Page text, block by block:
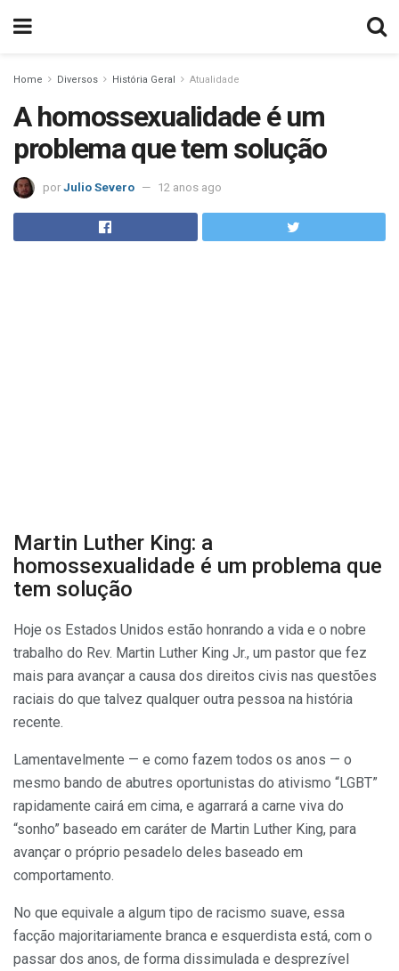
Home Diversos História Geral Atualidade
A homossexualidade é um
problema que tem solução
por Julio Severo 12 anos ago
Martin Luther King: a
homossexualidade é um problema que
tem solução
Hoje os Estados Unidos estão honrando a vida e o nobre
trabalho do Rev. Martin Luther King Jr., um pastor que fez
mais para avançar a causa dos direitos civis nas questões
raciais do que talvez qualquer outra pessoa na história
recente.
Lamentavelmente — e como fazem todos os anos — o
mesmo bando de abutres oportunistas do ativismo “LGBT”
rapidamente cairá em cima, e agarrará a carne viva do
“sonho” baseado em caráter de Martin Luther King, para
avançar o próprio pesadelo deles baseado em
comportamento.
No que equivale a algum tipo de racismo suave, essa
facção majoritariamente branca e esquerdista está, com o
passar dos anos, de forma dissimulada e desprezível